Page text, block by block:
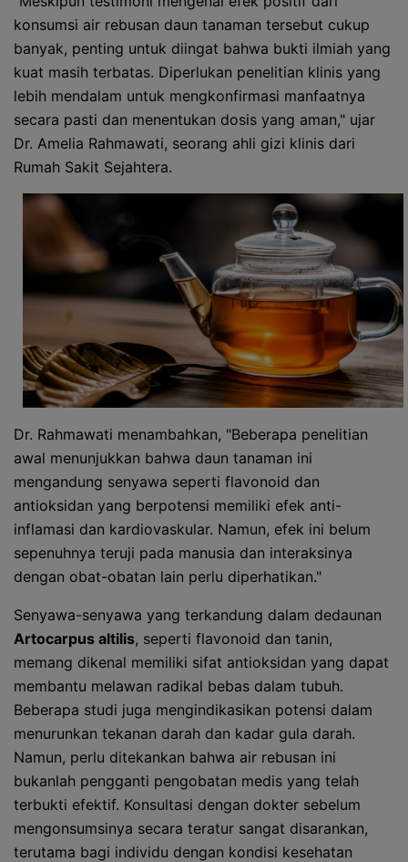
konsumsi air rebusan daun tanaman tersebut cukup
banyak, penting untuk diingat bahwa bukti ilmiah yang
kuat masih terbatas. Diperlukan penelitian klinis yang
lebih mendalam untuk mengkonfirmasi manfaatnya
secara pasti dan menentukan dosis yang aman," ujar
Dr. Amelia Rahmawati, seorang ahli gizi klinis dari
Rumah Sakit Sejahtera.
Dr. Rahmawati menambahkan, "Beberapa penelitian
awal menunjukkan bahwa daun tanaman ini
mengandung senyawa seperti flavonoid dan
antioksidan yang berpotensi memiliki efek anti-
inflamasi dan kardiovaskular. Namun, efek ini belum
sepenuhnya teruji pada manusia dan interaksinya
dengan obat-obatan lain perlu diperhatikan."
Senyawa-senyawa yang terkandung dalam dedaunan
Artocarpus altilis, seperti flavonoid dan tanin,
memang dikenal memiliki sifat antioksidan yang dapat
membantu melawan radikal bebas dalam tubuh.
Beberapa studi juga mengindikasikan potensi dalam
menurunkan tekanan darah dan kadar gula darah.
Namun, perlu ditekankan bahwa air rebusan ini
bukanlah pengganti pengobatan medis yang telah
terbukti efektif. Konsultasi dengan dokter sebelum
mengonsumsinya secara teratur sangat disarankan,
terutama bagi individu dengan kondisi kesehatan